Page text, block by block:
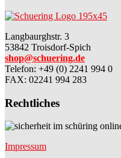
Langbaurghstr. 3
53842 Troisdorf-Spich
shop@schuering.de
Telefon: +49 (0) 2241 994 0
FAX: 02241 994 283
Rechtliches
Impressum